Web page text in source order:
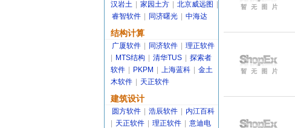
汉岩土
家园土方 北京威远图
睿智软件
同济曙光 中海达
结构计算
广厦软件 同济软件
理正软件
MTS结构 清华TUS
探索者
软件
PKPM 上海蓝科
金土
木软件
天正软件
建筑设计
圆方软件 浩辰软件
内江百科
天正软件 理正软件
意迪电